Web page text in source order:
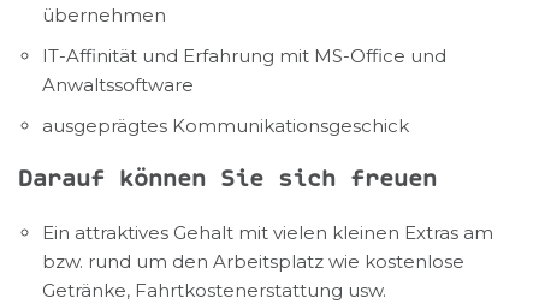
übernehmen
IT-Affinität und Erfahrung mit MS-Office und
Anwaltssoftware
ausgeprägtes Kommunikationsgeschick
Darauf können Sie sich freuen
Ein attraktives Gehalt mit vielen kleinen Extras am
bzw. rund um den Arbeitsplatz wie kostenlose
Getränke, Fahrtkostenerstattung usw.